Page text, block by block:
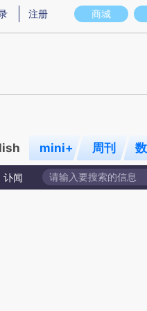
图存在偏差。不代表财新观点和立
商城
注册
mini+ 周刊
讣闻